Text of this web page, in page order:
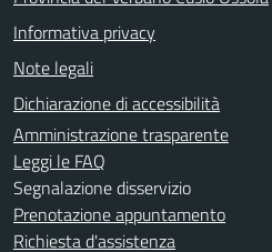
Informativa privacy
Note legali
Dichiarazione di accessibilità
Amministrazione trasparente
Leggi le FAQ
Segnalazione disservizio
Prenotazione appuntamento
Richiesta d'assistenza